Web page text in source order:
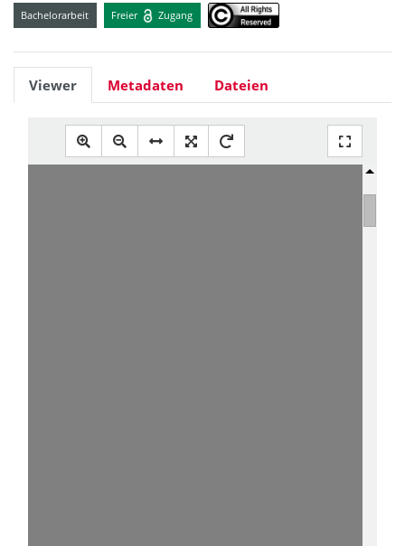
Bachelorarbeit Freier Zugang
Viewer Metadaten Dateien